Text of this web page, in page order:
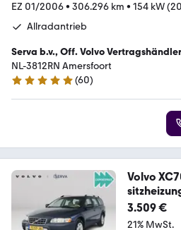
EZ 01/2006• 306.296 km • 154 kW
Allradantrieb
Serva b.v., Off. Volvo Vertragshändler
NL-3812RN Amersfoort
4.9 Sterne
(60)
Volvo
3.509 €
21% MwSt.